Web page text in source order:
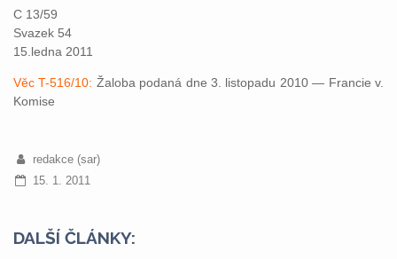
C 13/59
Svazek 54
15.ledna 2011
Věc T-516/10: Žaloba podaná dne 3. listopadu 2010 — Francie v.
Komise
redakce (sar)
15. 1. 2011
DALŠÍ ČLÁNKY: